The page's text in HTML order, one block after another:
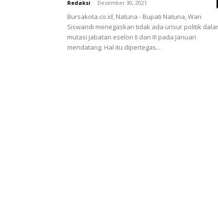
Redaksi - Desember 30, 2021
Bursakota.co.id, Natuna - Bupati Natuna, Wan
Siswandi menegaskan tidak ada unsur politik
mutasi jabatan eselon II dan III pada Januari
mendatang. Hal itu dipertegas...